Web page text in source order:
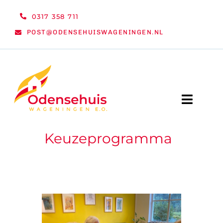
0317 358 711
POST@ODENSEHUISWAGENINGEN.NL
Toggle
WELKOMKeuzeprogramma